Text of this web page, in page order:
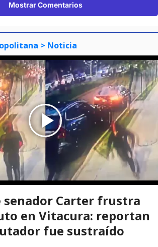
Mostrar Comentarios
> Noticia
senador Carter frustra
en Vitacura: reportan
fue sustraído